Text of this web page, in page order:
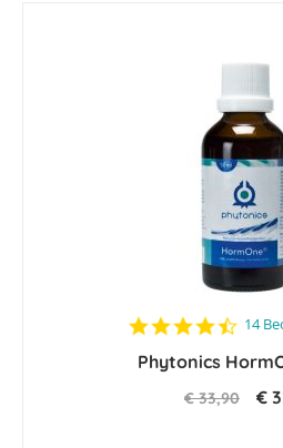
4.7
rating
14
Phytonics
€ 33,90 €